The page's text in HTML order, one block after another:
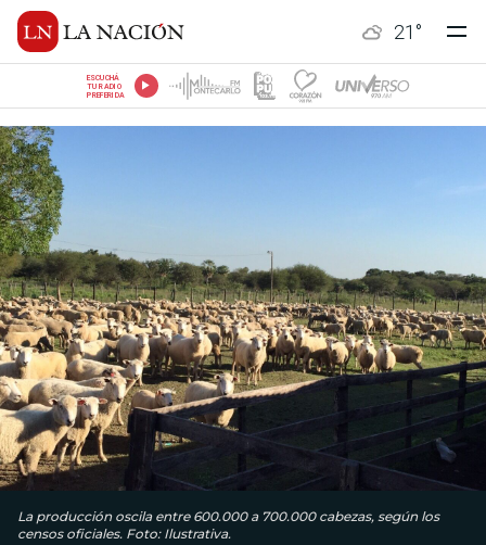
21 °
ESCUCHÁ
TU RADIO
PREFERIDA
La producción oscila entre 600.000 a 700.000 cabezas, según los
censos oficiales. Foto: Ilustrativa.